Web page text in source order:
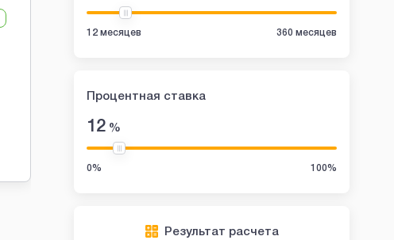
12 месяцев 360 месяцев
Процентная ставка
12 %
0% 100%
Результат расчета